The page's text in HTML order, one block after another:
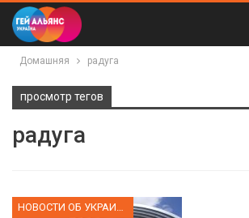
Домашняя радуга
просмотр тегов
радуга